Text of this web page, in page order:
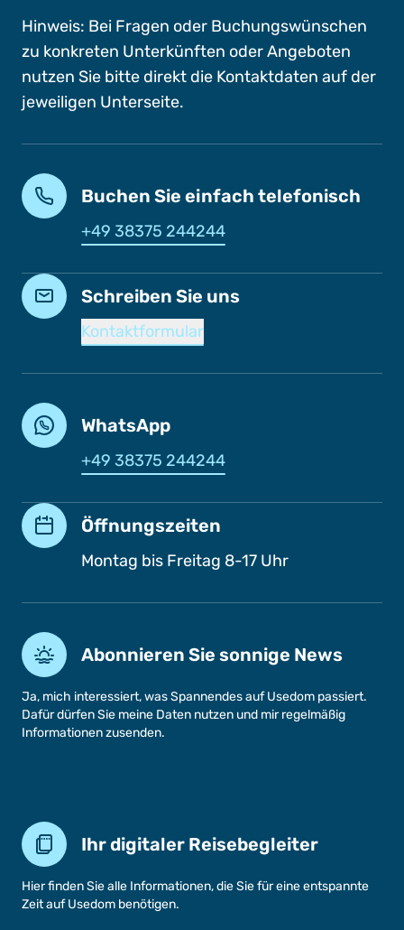
Hinweis: Bei Fragen oder Buchungswünschen
zu konkreten Unterkünften oder Angeboten
nutzen Sie bitte direkt die Kontaktdaten auf der
jeweiligen Unterseite.
Buchen Sie einfach telefonisch
+49 38375 244244
Schreiben Sie uns
Kontaktformular
WhatsApp
+49 38375 244244
Öffnungszeiten
Montag bis Freitag 8-17 Uhr
Abonnieren Sie sonnige News
Ja, mich interessiert, was Spannendes auf Usedom passiert.
Dafür dürfen Sie meine Daten nutzen und mir regelmäßig
Informationen zusenden.
Ihr digitaler Reisebegleiter
Hier finden Sie alle Informationen, die Sie für eine entspannte
Zeit auf Usedom benötigen.